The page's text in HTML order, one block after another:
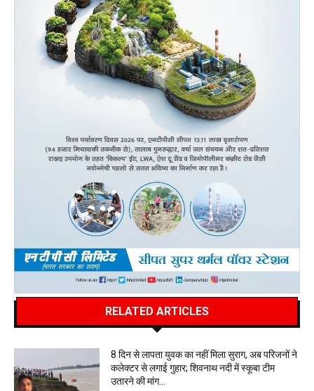
RELATED ARTICLES
8 दिन से लापता युवक का नहीं मिला सुराग, अब परिजनों ने
कलेक्टर से लगाई गुहार; शिवनाथ नदी में स्कूबा टीम
उतारने की मांग…